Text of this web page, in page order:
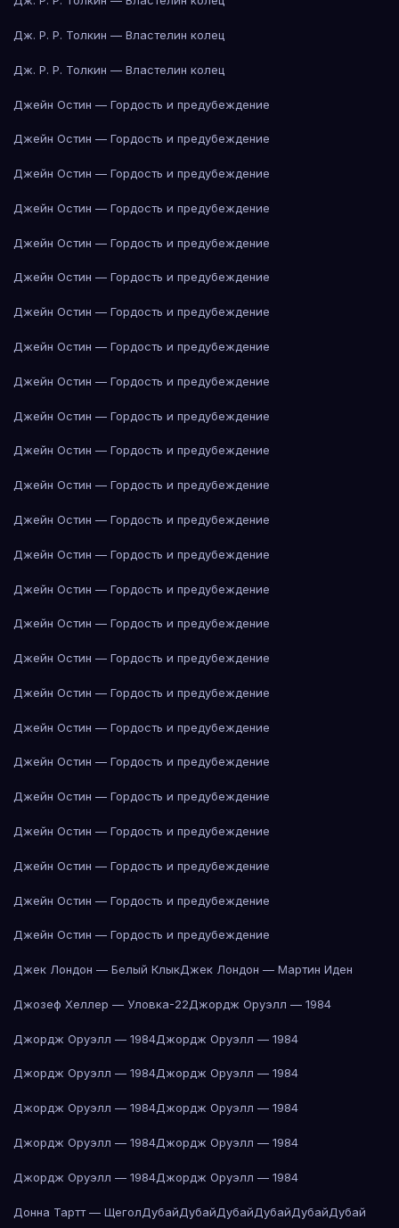
Дж. Р. Р. Толкин — Властелин колец
Дж. Р. Р. Толкин — Властелин колец
Джейн Остин — Гордость и предубеждение
Джейн Остин — Гордость и предубеждение
Джейн Остин — Гордость и предубеждение
Джейн Остин — Гордость и предубеждение
Джейн Остин — Гордость и предубеждение
Джейн Остин — Гордость и предубеждение
Джейн Остин — Гордость и предубеждение
Джейн Остин — Гордость и предубеждение
Джейн Остин — Гордость и предубеждение
Джейн Остин — Гордость и предубеждение
Джейн Остин — Гордость и предубеждение
Джейн Остин — Гордость и предубеждение
Джейн Остин — Гордость и предубеждение
Джейн Остин — Гордость и предубеждение
Джейн Остин — Гордость и предубеждение
Джейн Остин — Гордость и предубеждение
Джейн Остин — Гордость и предубеждение
Джейн Остин — Гордость и предубеждение
Джейн Остин — Гордость и предубеждение
Джейн Остин — Гордость и предубеждение
Джейн Остин — Гордость и предубеждение
Джейн Остин — Гордость и предубеждение
Джейн Остин — Гордость и предубеждение
Джейн Остин — Гордость и предубеждение
Джейн Остин — Гордость и предубеждение
Джек Лондон — Белый КлыкДжек Лондон — Мартин Иден
Джозеф Хеллер — Уловка-22Джордж Оруэлл — 1984
Джордж Оруэлл — 1984Джордж Оруэлл — 1984
Джордж Оруэлл — 1984Джордж Оруэлл — 1984
Джордж Оруэлл — 1984Джордж Оруэлл — 1984
Джордж Оруэлл — 1984Джордж Оруэлл — 1984
Джордж Оруэлл — 1984Джордж Оруэлл — 1984
Донна Тартт — ЩеголДубайДубайДубайДубайДубайДубай